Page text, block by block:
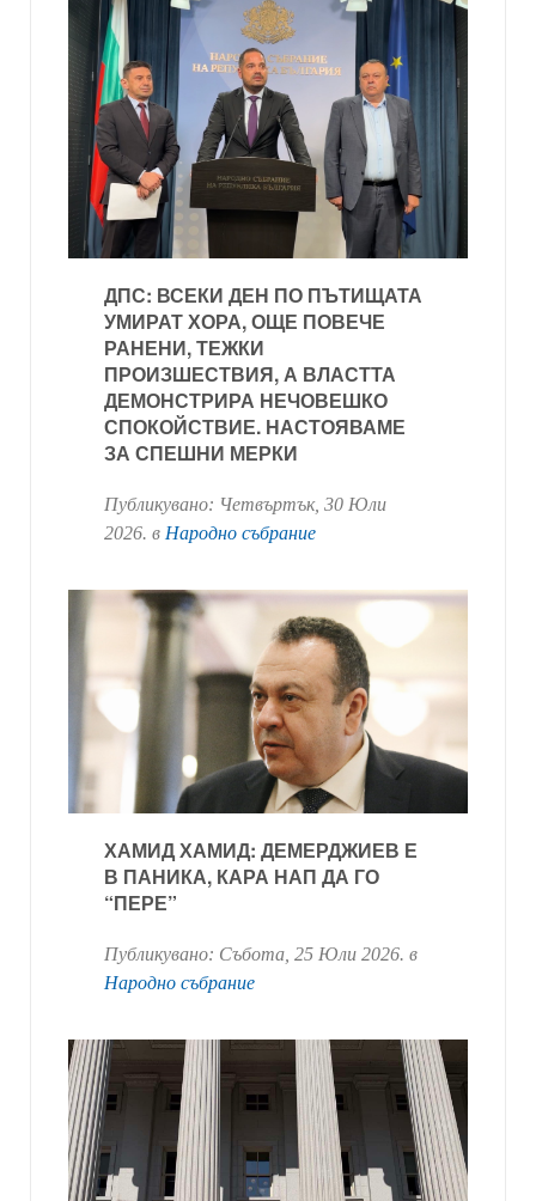
ДПС: ВСЕКИ ДЕН ПО ПЪТИЩАТА
УМИРАТ ХОРА, ОЩЕ ПОВЕЧЕ
РАНЕНИ, ТЕЖКИ
ПРОИЗШЕСТВИЯ, А ВЛАСТТА
ДЕМОНСТРИРА НЕЧОВЕШКО
СПОКОЙСТВИЕ. НАСТОЯВАМЕ
ЗА СПЕШНИ МЕРКИ
Публикувано: Четвъртък, 30 Юли
2026. в Народно събрание
ХАМИД ХАМИД: ДЕМЕРДЖИЕВ Е
В ПАНИКА, КАРА НАП ДА ГО
“ПЕРЕ”
Публикувано: Събота, 25 Юли 2026. в
Народно събрание